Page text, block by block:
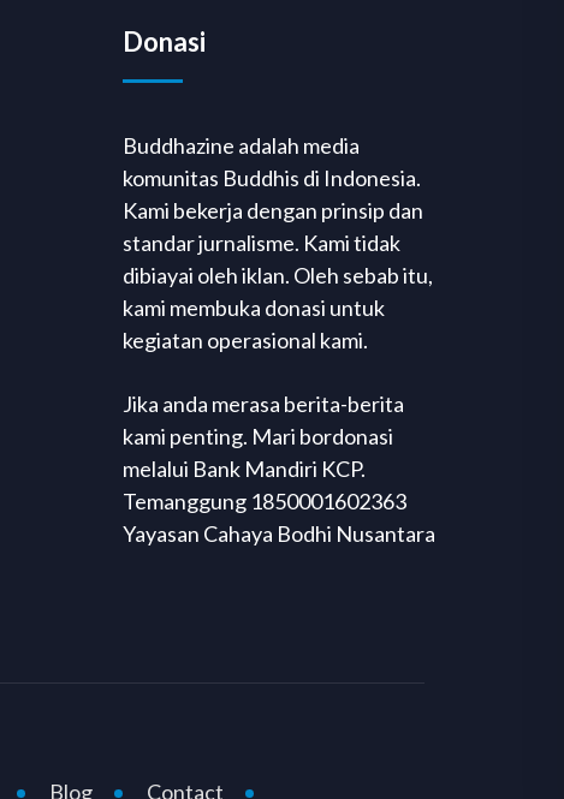
Donasi
Buddhazine adalah media
komunitas Buddhis di Indonesia.
Kami bekerja dengan prinsip dan
standar jurnalisme. Kami tidak
dibiayai oleh iklan. Oleh sebab itu,
kami membuka donasi untuk
kegiatan operasional kami.
Jika anda merasa berita-berita
kami penting. Mari bordonasi
melalui Bank Mandiri KCP.
Temanggung 1850001602363
Yayasan Cahaya Bodhi Nusantara
Blog Contact